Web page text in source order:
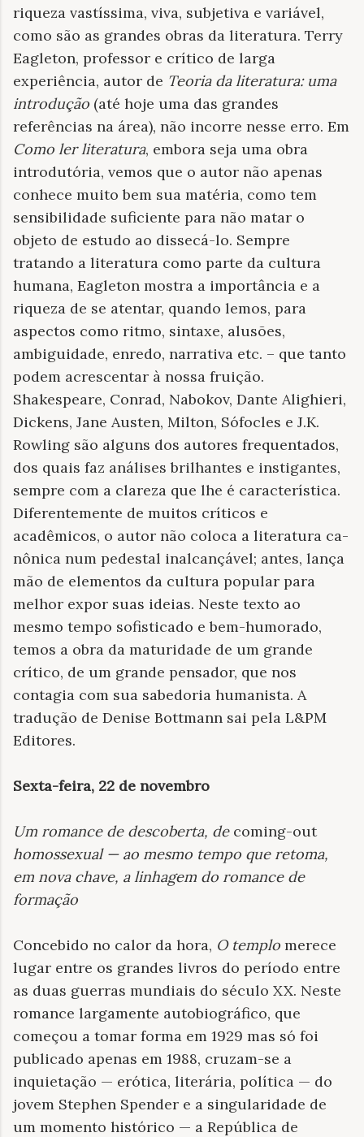
riqueza vastíssima, viva, subjetiva e variável,
como são as grandes obras da literatura. Terry
Eagleton, professor e crítico de larga
experiência, autor de Teoria da literatura: uma
introdução (até hoje uma das grandes
referências na área), não incorre nesse erro. Em
Como ler literatura, embora seja uma obra
introdutória, vemos que o autor não apenas
conhece muito bem sua matéria, como tem
sensibilidade suficiente para não matar o
objeto de estudo ao dissecá-lo. Sempre
tratando a literatura como parte da cultura
humana, Eagleton mostra a importância e a
riqueza de se atentar, quando lemos, para
aspectos como ritmo, sintaxe, alusões,
ambiguidade, enredo, narrativa etc. – que tanto
podem acrescentar à nossa fruição.
Shakespeare, Conrad, Nabokov, Dante Alighieri,
Dickens, Jane Austen, Milton, Sófocles e J.K.
Rowling são alguns dos autores frequentados,
dos quais faz análises brilhantes e instigantes,
sempre com a clareza que lhe é característica.
Diferentemente de muitos críticos e
acadêmicos, o autor não coloca a literatura ca­
nônica num pedestal inalcançável; antes, lança
mão de elementos da cultura popular para
melhor expor suas ideias. Neste texto ao
mesmo tempo sofisticado e bem-humorado,
temos a obra da maturidade de um grande
crítico, de um grande pensador, que nos
contagia com sua sabedoria humanista. A
tradução de Denise Bottmann sai pela L&PM
Editores.
Sexta-feira, 22 de novembro
Um romance de descoberta, decoming-out
homossexual — ao mesmo tempo que retoma,
em nova chave, a linhagem do romance de
formação
Concebido no calor da hora, O templo merece
lugar entre os grandes livros do período entre
as duas guerras mundiais do século XX. Neste
romance largamente autobiográfico, que
começou a tomar forma em 1929 mas só foi
publicado apenas em 1988, cruzam-se a
inquietação — erótica, literária, política — do
jovem Stephen Spender e a singularidade de
um momento histórico — a República de